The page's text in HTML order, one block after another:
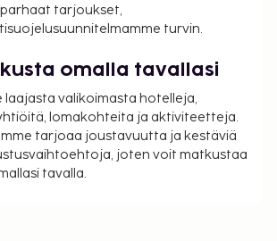
ei ehkä kata kaikkea. Maksut ja
uima-allas on käytettävissä
syyskuuhun.
tulee varata etukäteen. Varauksen
majoituspaikkaan yhteyttä
soittamalla
parhaat tarjoukset,
turvin.
omalla tavallasi
laajasta valikoimasta hotelleja,
lomakohteita ja aktiviteetteja.
tarjoaa joustavuutta ja kestäviä
joten voit matkustaa
tavalla.